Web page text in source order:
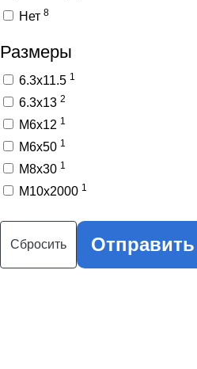
Нет 8
Размеры
6.3x11.5 1
6.3x13 2
M6x12 1
M6x50 1
M8x30 1
M10x2000 1
Сбросить Отправить